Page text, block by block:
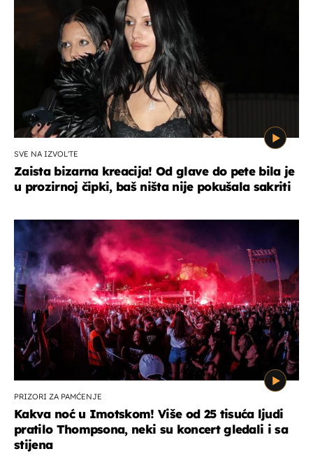
SVE NA IZVOL'TE
Zaista bizarna kreacija! Od glave do pete bila je
u prozirnoj čipki, baš ništa nije pokušala sakriti
PRIZORI ZA PAMĆENJE
Kakva noć u Imotskom! Više od 25 tisuća ljudi
pratilo Thompsona, neki su koncert gledali i sa
stijena